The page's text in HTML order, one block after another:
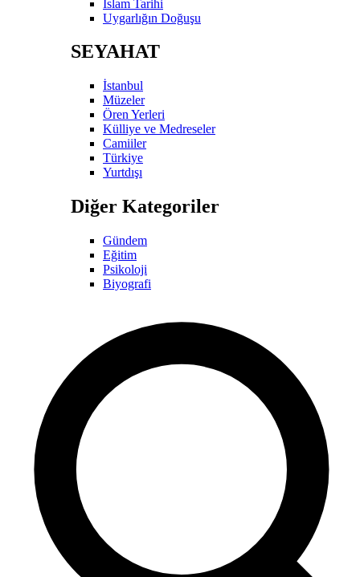
İslam Tarihi
Uygarlığın Doğuşu
SEYAHAT
İstanbul
Müzeler
Ören Yerleri
Külliye ve Medreseler
Camiiler
Türkiye
Yurtdışı
Diğer Kategoriler
Gündem
Eğitim
Psikoloji
Biyografi